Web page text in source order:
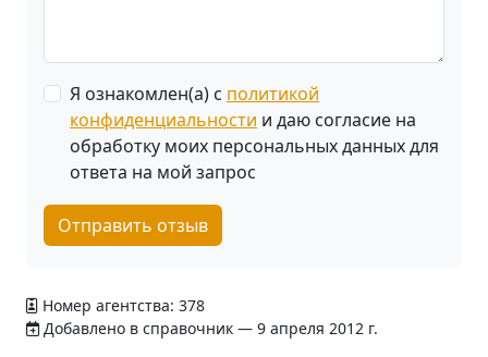
Я ознакомлен(а) с политикой
конфиденциальности и даю согласие на
обработку моих персональных данных для
ответа на мой запрос
Отправить отзыв
Номер агентства: 378
Добавлено в справочник — 9 апреля 2012 г.